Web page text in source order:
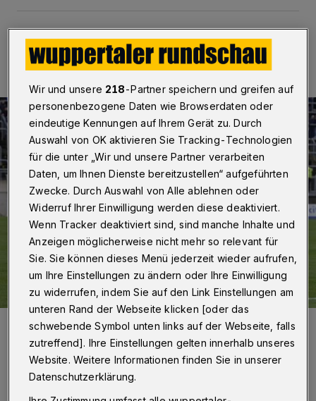
Der WSV will vor eigener Kulisse überzeugen.
Wir und unsere 218-Partner speichern und greifen auf
personenbezogene Daten wie Browserdaten oder
eindeutige Kennungen auf Ihrem Gerät zu. Durch
Auswahl von OK aktivieren Sie Tracking-Technologien
für die unter „Wir und unsere Partner verarbeiten
Daten, um Ihnen Dienste bereitzustellen“ aufgeführten
Zwecke. Durch Auswahl von Alle ablehnen oder
Widerruf Ihrer Einwilligung werden diese deaktiviert.
Wenn Tracker deaktiviert sind, sind manche Inhalte und
Anzeigen möglicherweise nicht mehr so relevant für
Sie. Sie können dieses Menü jederzeit wieder aufrufen,
um Ihre Einstellungen zu ändern oder Ihre Einwilligung
zu widerrufen, indem Sie auf den Link Einstellungen am
unteren Rand der Webseite klicken [oder das
schwebende Symbol unten links auf der Webseite, falls
zutreffend]. Ihre Einstellungen gelten innerhalb unseres
Website. Weitere Informationen finden Sie in unserer
Datenschutzerklärung.